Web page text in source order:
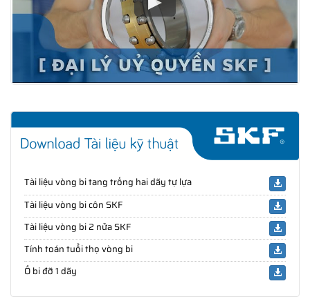
Tài liệu vòng bi tang trống hai dãy tự lựa
Tài liệu vòng bi côn SKF
Tài liệu vòng bi 2 nửa SKF
Tính toán tuổi thọ vòng bi
Ổ bi đỡ 1 dãy